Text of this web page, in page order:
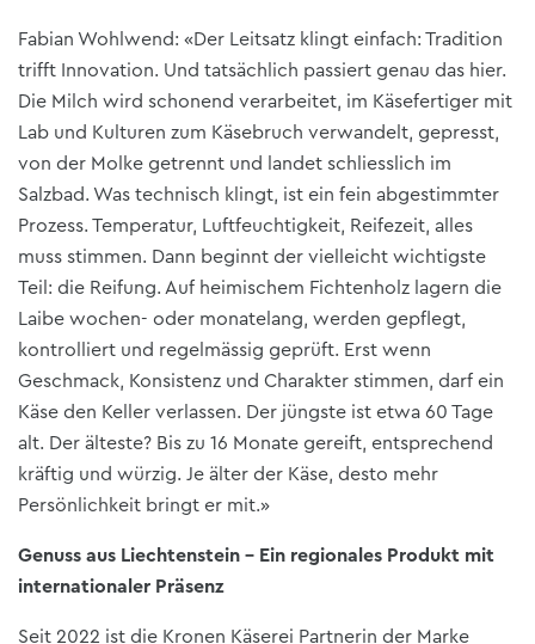
Fabian Wohlwend: «Der Leitsatz klingt einfach: Tradition
trifft Innovation. Und tatsächlich passiert genau das hier.
Die Milch wird schonend verarbeitet, im Käsefertiger mit
Lab und Kulturen zum Käsebruch verwandelt, gepresst,
von der Molke getrennt und landet schliesslich im
Salzbad. Was technisch klingt, ist ein fein abgestimmter
Prozess. Temperatur, Luftfeuchtigkeit, Reifezeit, alles
muss stimmen. Dann beginnt der vielleicht wichtigste
Teil: die Reifung. Auf heimischem Fichtenholz lagern die
Laibe wochen- oder monatelang, werden gepflegt,
kontrolliert und regelmässig geprüft. Erst wenn
Geschmack, Konsistenz und Charakter stimmen, darf ein
Käse den Keller verlassen. Der jüngste ist etwa 60 Tage
alt. Der älteste? Bis zu 16 Monate gereift, entsprechend
kräftig und würzig. Je älter der Käse, desto mehr
Persönlichkeit bringt er mit.»
Genuss aus Liechtenstein – Ein regionales Produkt mit
internationaler Präsenz
Seit 2022 ist die Kronen Käserei Partnerin der Marke